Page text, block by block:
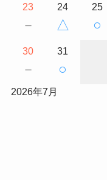
23
－
24
△
25
○
30
－
31
○
2026年7月